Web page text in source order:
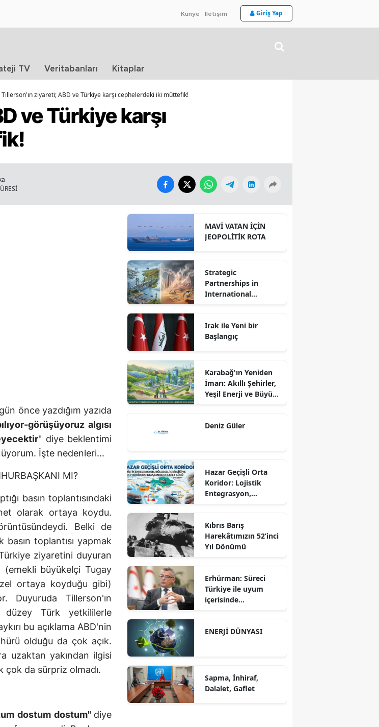
Künye İletişim Giriş Yap
TV Veritabanları Kitaplar
Tillerson'ın ziyareti; ABD ve Türkiye karşı cephelerdeki iki müttefik!
ve Türkiye karşı
önce yazdığım yazıda
görüşüyoruz algısı
" diye beklentimi
İşte nedenleri...
MI?
basın toplantısındaki
olarak ortaya koydu.
Belki de
toplantısı yapmak
ziyaretini duyuran
(emekli büyükelçi Tugay
ortaya koyduğu gibi)
Duyuruda Tillerson'ın
düzey Türk yetkililerle
bu açıklama ABD'nin
olduğu da çok açık.
uzaktan yakından ilgisi
çok da sürpriz olmadı.
dostum dostum" diye
MAVİ VATAN İÇİN
JEOPOLİTİK ROTA
Strategic
Partnerships in
International
Irak ile Yeni bir
Başlangıç
Karabağ'ın Yeniden
İmarı: Akıllı Şehirler,
Yeşil Enerji ve Büyük
Sürdürülebilir
Deniz Güler
Hazar Geçişli Orta
Koridor: Lojistik
Entegrasyon,
Karşısında Rekabet
Gücü
Kıbrıs Barış
Harekâtımızın 52’inci
Yıl Dönümü
Erhürman: Süreci
Türkiye ile uyum
içerisinde
ENERJİ DÜNYASI
Sapma, İnhiraf,
Dalalet, Gaflet